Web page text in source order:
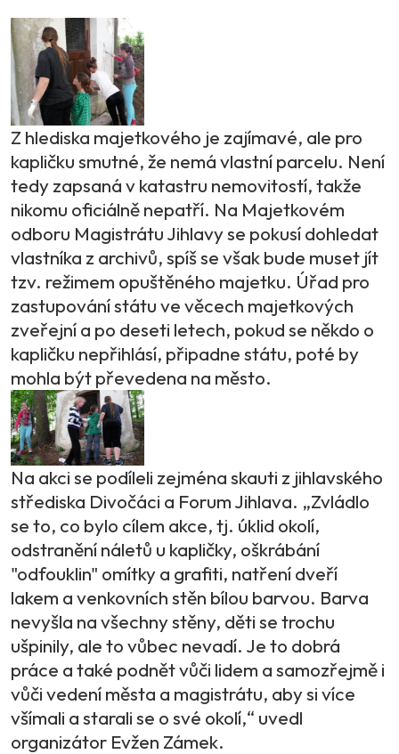
Z hlediska majetkového je zajímavé, ale pro
kapličku smutné, že nemá vlastní parcelu. Není
tedy zapsaná v katastru nemovitostí, takže
nikomu oficiálně nepatří. Na Majetkovém
odboru Magistrátu Jihlavy se pokusí dohledat
vlastníka z archivů, spíš se však bude muset jít
tzv. režimem opuštěného majetku. Úřad pro
zastupování státu ve věcech majetkových
zveřejní a po deseti letech, pokud se někdo o
kapličku nepřihlásí, připadne státu, poté by
mohla být převedena na město.
Na akci se podíleli zejména skauti z jihlavského
střediska Divočáci a Forum Jihlava. „Zvládlo
se to, co bylo cílem akce, tj. úklid okolí,
odstranění náletů u kapličky, oškrábání
"odfouklin" omítky a grafiti, natření dveří
lakem a venkovních stěn bílou barvou. Barva
nevyšla na všechny stěny, děti se trochu
ušpinily, ale to vůbec nevadí. Je to dobrá
práce a také podnět vůči lidem a samozřejmě i
vůči vedení města a magistrátu, aby si více
všímali a starali se o své okolí,“ uvedl
organizátor Evžen Zámek.